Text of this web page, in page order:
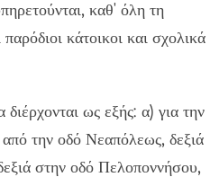
καθ' όλη τη
παρόδιοι κάτοικοι και σχολικά
ως εξής: α) για την
την οδό Νεαπόλεως, δεξιά
στην οδό Πελοποννήσου,